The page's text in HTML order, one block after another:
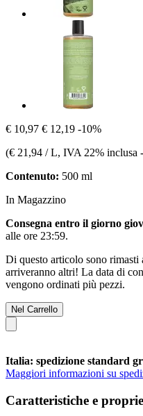
€ 10,97 € 12,19 -10%
(€ 21,94 / L, IVA 22% inclusa -
Contenuto: 500 ml
In Magazzino
Consegna entro il giorno
alle ore 23:59.
Di questo articolo sono rimasti
arriveranno altri! La data di
vengono ordinati più pezzi.
Nel Carrello
Italia: spedizione standard
Maggiori informazioni su
Caratteristiche e